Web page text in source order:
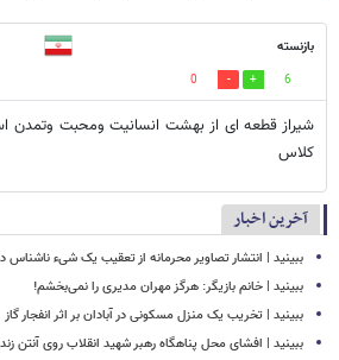
بازنسته
6
0
شیراز قطعه ای از بهشت انسانیت ومحبت وتمدن
کلاس
آخرین اخبار
ببینید | انتشار تصاویر محرمانه از تعقیب یک شیء ناشناس
ببینید | خانم بازیگر: هرگز مهران مدیری را نمی‌بخشم!
ببینید | تخریب یک منزل مسکونی در آبادان بر اثر انفجار گاز
ببینید | افشای محل پناهگاه‌ رهبر شهید انقلاب روی آنتن